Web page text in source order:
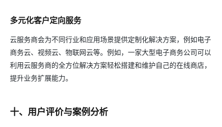
多元化客户定向服务
云服务商会为不同行业和应用场景提供定制化解决方案，例如电子
商务云、视频云、物联网云等。例如，一家大型电子商务公司可以
利用云服务商的全方位解决方案轻松搭建和维护自己的在线商店，
提升业务扩展能力。
十、用户评价与案例分析